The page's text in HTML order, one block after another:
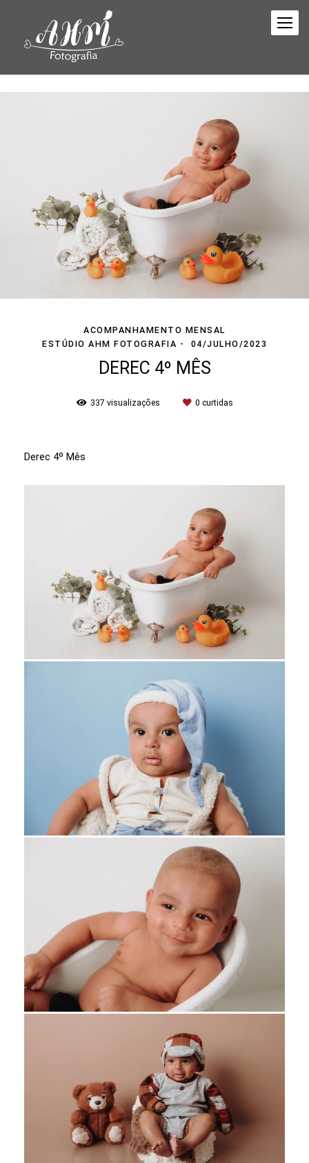
ACOMPANHAMENTO MENSAL
ESTÚDIO AHM FOTOGRAFIA
04/JULHO/2023
DEREC 4º MÊS
337 visualizações 0 curtidas
Derec 4º Mês